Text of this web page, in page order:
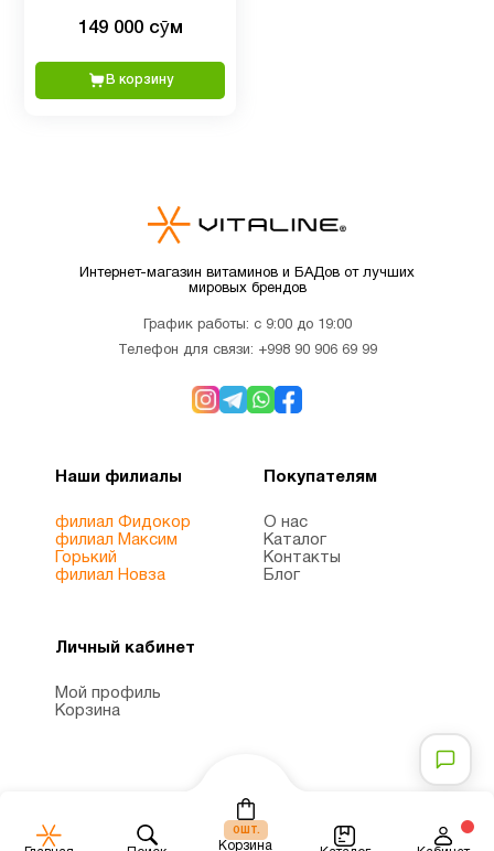
Мелатонин 3
Мультивитамины
ногти и
волосы
Омега
(omega
витамин C, 60
149 000 сӯм
В корзину
0шт.
Корзина
Интернет-магазин витаминов и БАДов от лучших
мировых брендов
График работы: с 9:00 до 19:00
Телефон для связи: +998 90 906 69 99
Наши филиалы
филиал Фидокор
филиал Максим
Горький
филиал Новза
Покупателям
О нас
Каталог
Контакты
Блог
Личный кабинет
Мой профиль
Корзина